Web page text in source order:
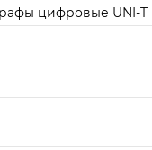
цифровые UNI-T